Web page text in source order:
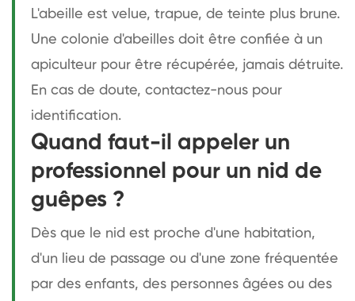
L'abeille est velue, trapue, de teinte plus brune.
Une colonie d'abeilles doit être confiée à un
apiculteur pour être récupérée, jamais détruite.
En cas de doute, contactez-nous pour
identification.
Quand faut-il appeler un
professionnel pour un nid de
guêpes ?
Dès que le nid est proche d'une habitation,
d'un lieu de passage ou d'une zone fréquentée
par des enfants, des personnes âgées ou des